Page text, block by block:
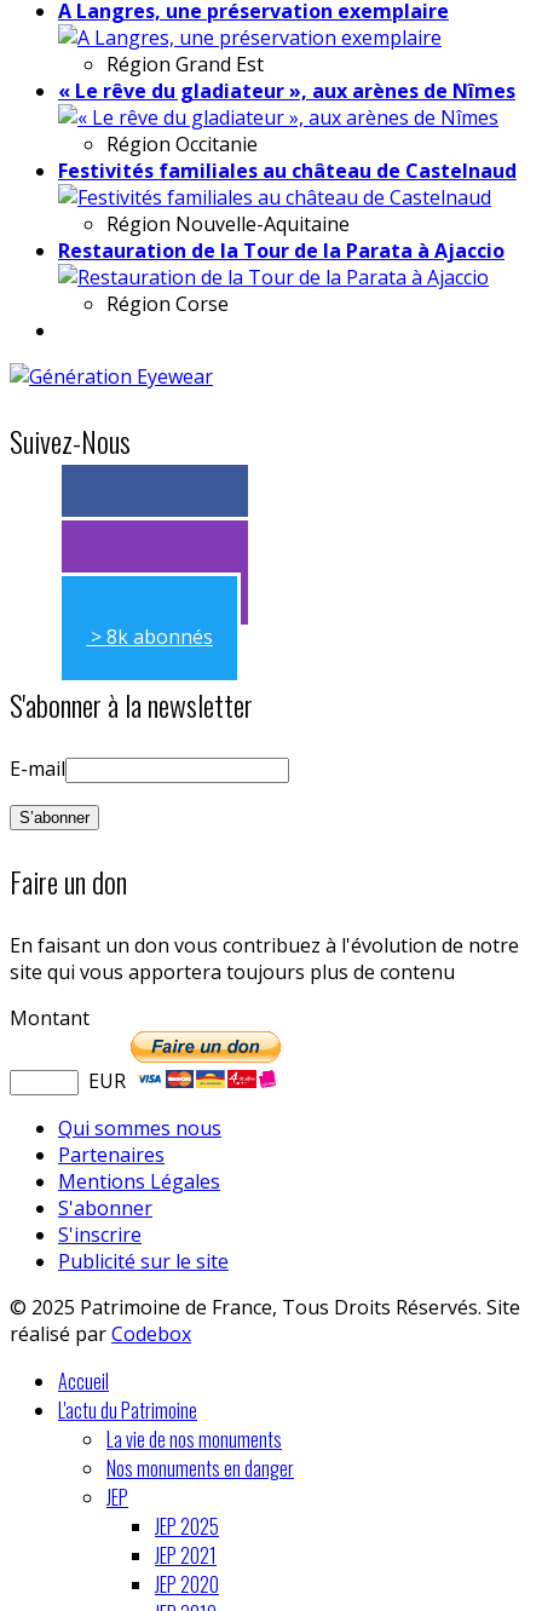
A Langres, une préservation exemplaire
Région Grand Est
« Le rêve du gladiateur », aux arènes de Nîmes
Région Occitanie
Festivités familiales au château de Castelnaud
Région Nouvelle-Aquitaine
Restauration de la Tour de la Parata à Ajaccio
Région Corse
Suivez-Nous
> 11k abonnés
> 11k abonnés
> 8k abonnés
S'abonner à la newsletter
E-mail
Faire un don
En faisant un don vous contribuez à l'évolution de notre
site qui vous apportera toujours plus de contenu
Montant
EUR
Qui sommes nous
Partenaires
Mentions Légales
S'abonner
S'inscrire
Publicité sur le site
© 2025 Patrimoine de France, Tous Droits Réservés. Site
réalisé parCodebox
Accueil
L'actu du Patrimoine
La vie de nos monuments
Nos monuments en danger
JEP
JEP 2025
JEP 2021
JEP 2020